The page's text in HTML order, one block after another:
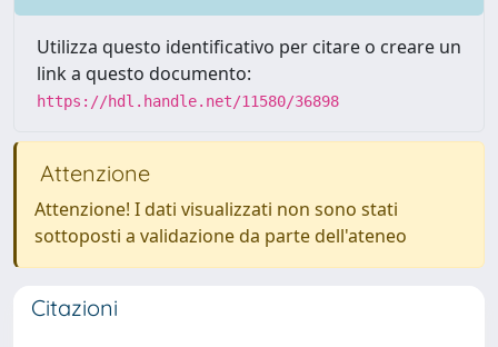
Utilizza questo identificativo per citare o creare un
link a questo documento:
https://hdl.handle.net/11580/36898
Attenzione
Attenzione! I dati visualizzati non sono stati
sottoposti a validazione da parte dell'ateneo
Citazioni